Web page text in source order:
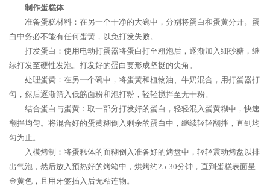
制作蛋糕体
准备蛋糕材料：在另一个干净的大碗中，分别将蛋白和蛋黄分开。蛋
白中务必不能有任何蛋黄，以免打发失败。
打发蛋白：使用电动打蛋器将蛋白打至粗泡后，逐渐加入细砂糖，继
续打发至硬性发泡。打发好的蛋白要形成坚挺的尖角。
处理蛋黄：在另一个碗中，将蛋黄和植物油、牛奶混合，用打蛋器打
匀，然后逐渐筛入低筋面粉和泡打粉，轻轻搅拌至无干粉。
结合蛋白与蛋黄：取一部分打发好的蛋白，轻轻混入蛋黄糊中，快速
翻拌均匀。将混合好的蛋黄糊倒入剩余的蛋白中，继续轻轻翻拌，直到均
匀为止。
入模烤制：将蛋糕体的面糊倒入准备好的烤盘中，轻轻震动烤盘以排
出气泡，然后放入预热好的烤箱中，烘烤约25-30分钟，直到蛋糕表面呈
金黄色，且用牙签插入后无粘连物。